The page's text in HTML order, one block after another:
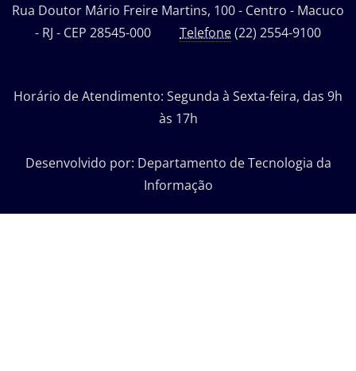
Rua Doutor Mário Freire Martins, 100 - Centro - Macuco
- RJ - CEP 28545-000 Telefone(22) 2554-9100
Horário de Atendimento: Segunda à Sexta-feira, das 9h
às 17h
Desenvolvido por: Departamento de Tecnologia da
Informação